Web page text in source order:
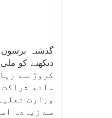
گذشتہ برسوں
کروڑ سے
ساتھ
وزارت
سے زیادہ